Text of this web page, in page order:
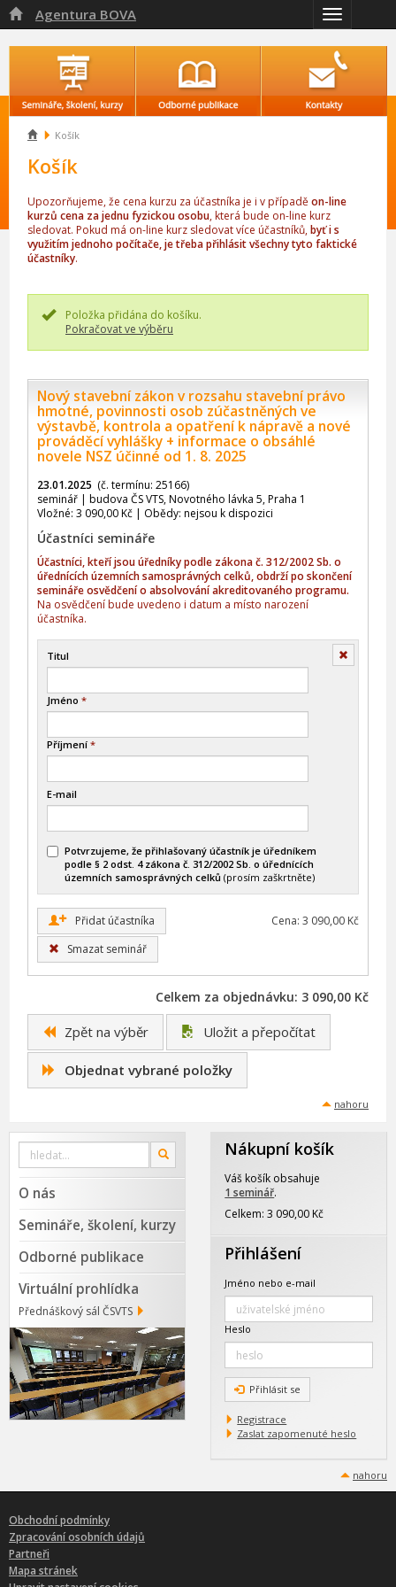
Přepnout
navigaci
 Agentura BOVA
 Košík
Košík
Upozorňujeme, že cena kurzu za účastníka je i v případěon-line
kurzů cena za jednu fyzickou osobu, která bude on-line kurz
sledovat. Pokud má on-line kurz sledovat více účastníků,byť i s
využitím jednoho počítače, je třeba přihlásit všechny tyto faktické
účastníky.
Položka přidána do košíku.
Pokračovat ve výběru
Nový stavební zákon v rozsahu stavební právo
hmotné, povinnosti osob zúčastněných ve
výstavbě, kontrola a opatření k nápravě a nové
prováděcí vyhlášky + informace o obsáhlé
novele NSZ účinné od 1. 8. 2025
23.01.2025 (č. termínu: 25166)
seminář | budova ČS VTS, Novotného lávka 5, Praha 1
Vložné: 3 090,00 Kč | Obědy: nejsou k dispozici
Účastníci semináře
Účastníci, kteří jsou úředníky podle zákona č. 312/2002 Sb. o
úřednících územních samosprávných celků, obdrží po skončení
semináře osvědčení o absolvování akreditovaného programu.
Na osvědčení bude uvedeno i datum a místo narození
účastníka.
Titul
Jméno *
Příjmení *
E-mail
Potvrzujeme, že přihlašovaný účastník je úředníkem
podle § 2 odst. 4 zákona č. 312/2002 Sb. o úřednících
územních samosprávných celků (prosím zaškrtněte)
Cena: 3 090,00 Kč
+
Přidat účastníka
Smazat seminář
Celkem za objednávku: 3 090,00 Kč
Zpět na výběr Uložit a přepočítat
Objednat vybrané položky
nahoru
Vyhledat
webu
OK
O nás
Semináře, školení, kurzy
Odborné publikace
Virtuální prohlídka
Přednáškový sál ČSVTS
Nákupní košík
Váš košík obsahuje
1 seminář.
Celkem: 3 090,00 Kč
Přihlášení
Jméno nebo e-mail
Heslo
Přihlásit se
Registrace
Zaslat zapomenuté heslo
nahoru
Obchodní podmínky
Zpracování osobních údajů
Partneři
Mapa stránek